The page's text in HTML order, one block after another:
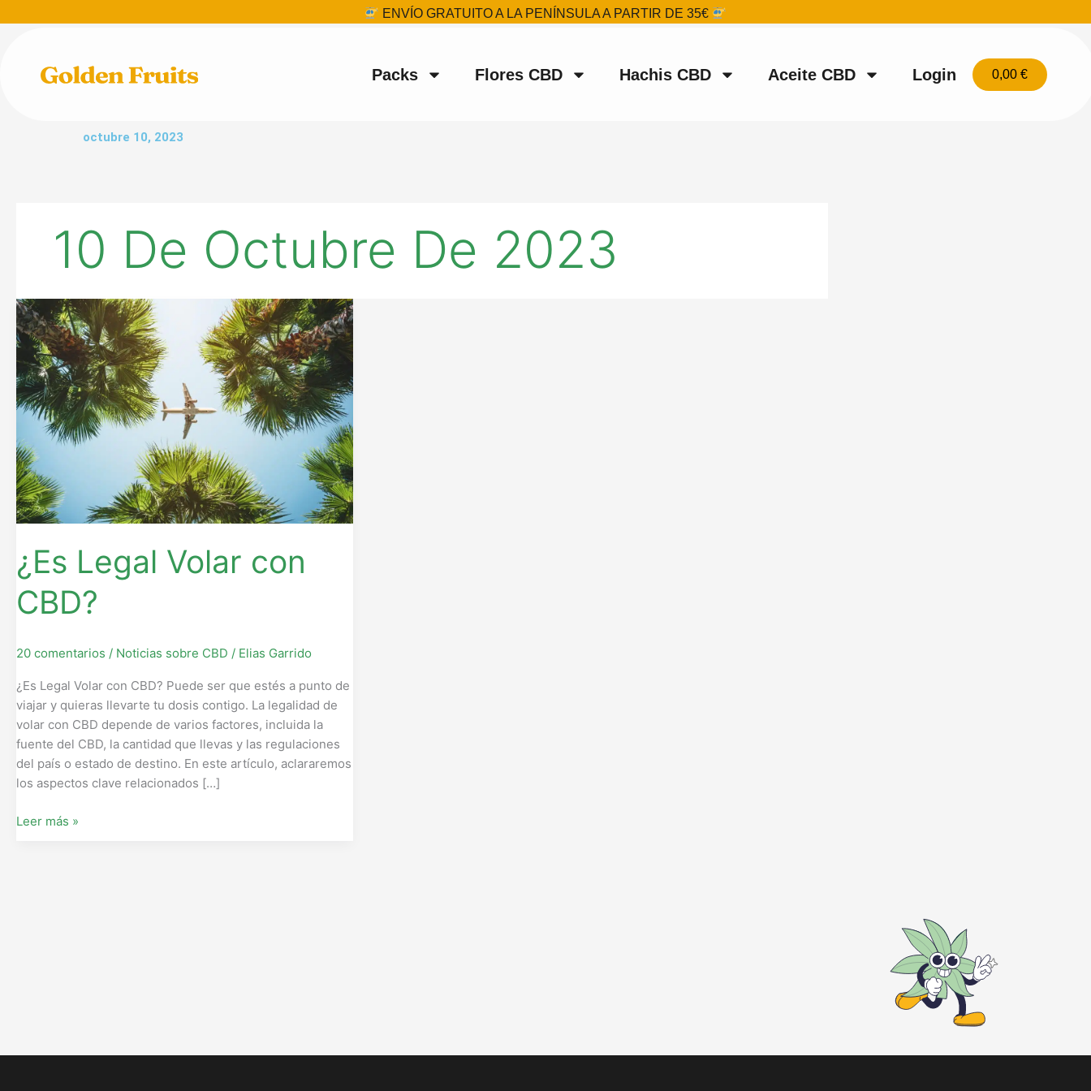
al
ENVÍO GRATUITO A LA PENÍNSULA A PARTIR DE 35€
Packs Flores CBD Hachis CBD Aceite CBD Login 0,00 €Carrito
octubre 10, 2023
10 De Octubre De 2023
¿Es Legal Volar con
CBD?
20 comentarios / Noticias sobre CBD / Elias Garrido
¿Es Legal Volar con CBD? Puede ser que estés a punto de
viajar y quieras llevarte tu dosis contigo. La legalidad de
volar con CBD depende de varios factores, incluida la
fuente del CBD, la cantidad que llevas y las regulaciones
del país o estado de destino. En este artículo, aclararemos
los aspectos clave relacionados […]
¿Es
Legal
Volar
con
CBD?
Leer más »